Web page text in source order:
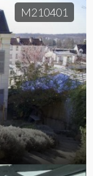
M210401